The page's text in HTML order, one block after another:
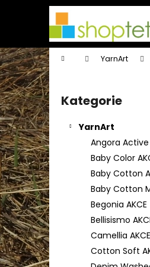
Domů YarnArt
P
o
s
t
r
a
n
n
í
p
a
n
Přeskočit
kategorie
Kategorie
YarnArt
Angora Active
Baby Color
Baby Cotton
Baby Cotton
Begonia AKCE
Bellisismo
Camellia
Cotton Soft
í
k
Zpět
do
obchodu
Zpět
do
obchodu